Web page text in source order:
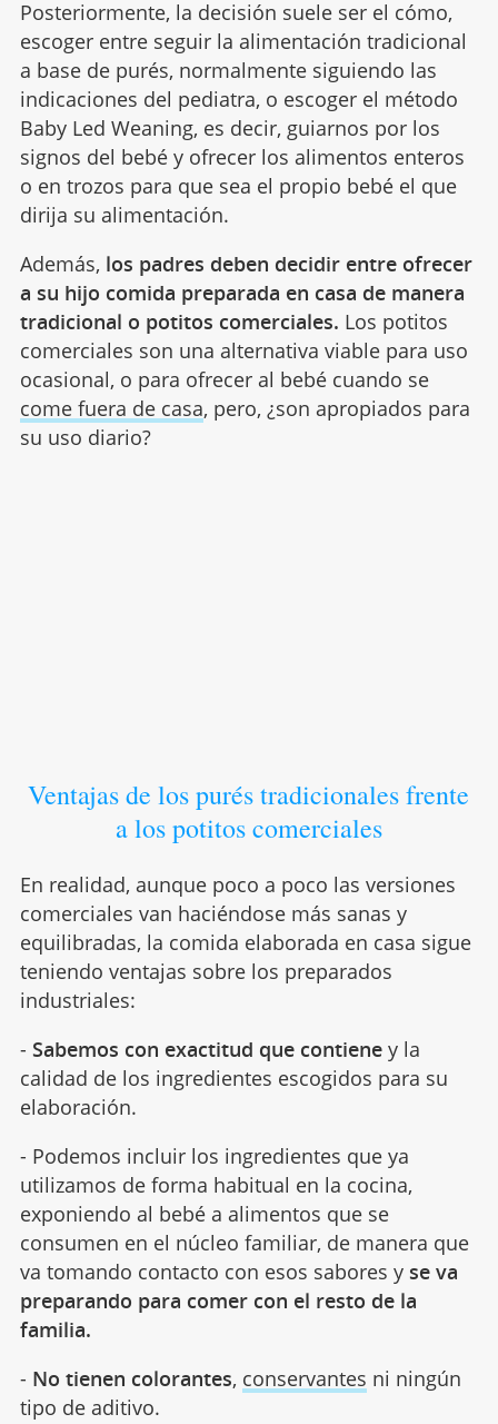
Posteriormente, la decisión suele ser el cómo,
escoger entre seguir la alimentación tradicional
a base de purés, normalmente siguiendo las
indicaciones del pediatra, o escoger el método
Baby Led Weaning, es decir, guiarnos por los
signos del bebé y ofrecer los alimentos enteros
o en trozos para que sea el propio bebé el que
dirija su alimentación.
Además, los padres deben decidir entre ofrecer
a su hijo comida preparada en casa de manera
tradicional o potitos comerciales. Los potitos
comerciales son una alternativa viable para uso
ocasional, o para ofrecer al bebé cuando se
come fuera de casa, pero, ¿son apropiados para
su uso diario?
Ventajas de los purés tradicionales frente
a los potitos comerciales
En realidad, aunque poco a poco las versiones
comerciales van haciéndose más sanas y
equilibradas, la comida elaborada en casa sigue
teniendo ventajas sobre los preparados
industriales:
- Sabemos con exactitud que contieney la
calidad de los ingredientes escogidos para su
elaboración.
- Podemos incluir los ingredientes que ya
utilizamos de forma habitual en la cocina,
exponiendo al bebé a alimentos que se
consumen en el núcleo familiar, de manera que
va tomando contacto con esos sabores y se va
preparando para comer con el resto de la
familia.
- No tienen colorantes, conservantes ni ningún
tipo de aditivo.